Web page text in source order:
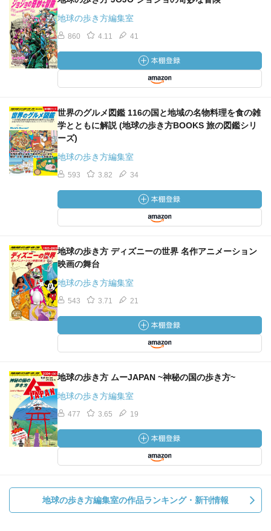
地球の歩き方編集室
860 4.11 41
世界のグルメ図鑑 116の国と地域の名物料理を食の雑
学とともに解説 (地球の歩き方BOOKS 旅の図鑑シリ
ーズ)
地球の歩き方編集室
593 3.82 34
地球の歩き方 ディズニーの世界 名作アニメーション
映画の舞台
地球の歩き方編集室
543 3.71 21
地球の歩き方 ムーJAPAN ~神秘の国の歩き方~
地球の歩き方編集室
477 3.65 19
地球の歩き方編集室の作品ランキング・新刊情報